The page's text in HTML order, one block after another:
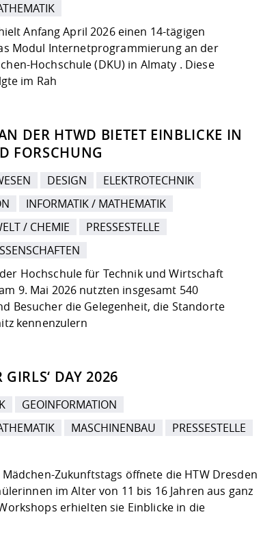
Anfang April 2026 einen 14-tägigen
Modul Internetprogrammierung an der
Hochschule (DKU) in Almaty . Diese
im Rah
DER HTWD BIETET EINBLICKE IN
FORSCHUNG
DESIGN
ELEKTROTECHNIK
INFORMATIK / MATHEMATIK
/ CHEMIE
PRESSESTELLE
Hochschule für Technik und Wirtschaft
9. Mai 2026 nutzten insgesamt 540
Besucher die Gelegenheit, die Standorte
kennenzulern
GIRLS‘ DAY 2026
GEOINFORMATION
MASCHINENBAU
PRESSESTELLE
Zukunftstags öffnete die HTW Dresden
im Alter von 11 bis 16 Jahren aus ganz
erhielten sie Einblicke in die